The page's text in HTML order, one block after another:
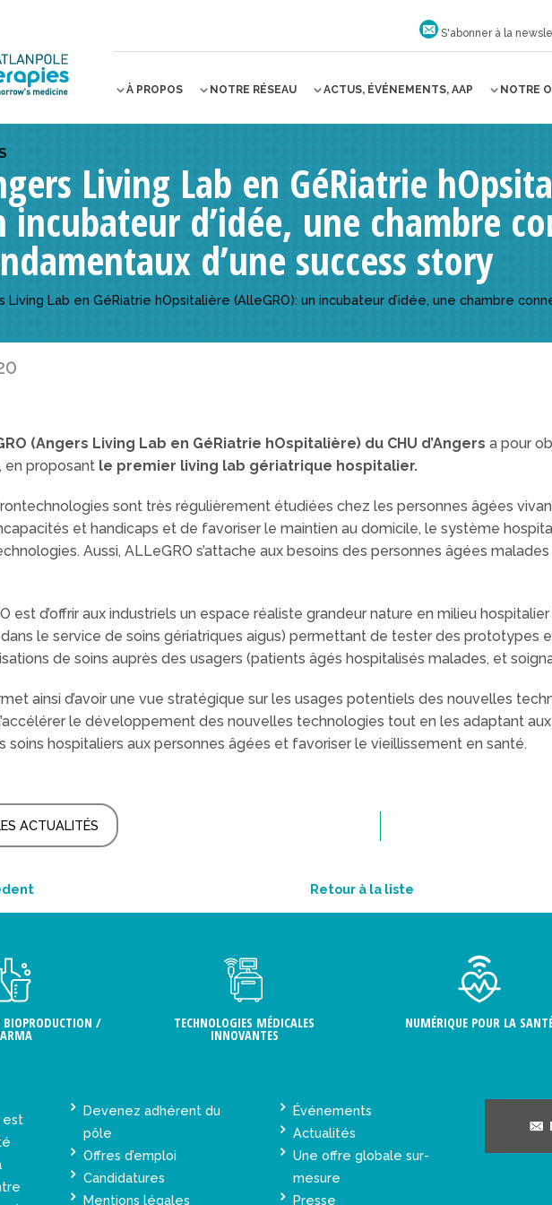
S'abonner à la
À PROPOS NOTRE RÉSEAU ACTUS, ÉVÉNEMENTS, AAP NOTRE
Living Lab en GéRiatrie
incubateur d’idée, une chambre
d’une success story
Living Lab en GéRiatrie hOpsitalière (AlleGRO): un incubateur d’idée, une chambre
(Angers Living Lab en GéRiatrie hOspitalière) du CHU d’Angers a pour
en proposant le premier living lab gériatrique hospitalier.
sont très régulièrement étudiées chez les personnes âgées
et handicaps et de favoriser le maintien au domicile, le système
Aussi, ALLeGRO s’attache aux besoins des personnes âgées
est d’offrir aux industriels un espace réaliste grandeur nature en milieu
dans le service de soins gériatriques aigus) permettant de tester des
de soins auprès des usagers (patients âgés hospitalisés malades, et
ainsi d’avoir une vue stratégique sur les usages potentiels des nouvelles
le développement des nouvelles technologies tout en les adaptant
soins hospitaliers aux personnes âgées et favoriser le vieillissement en santé.
ACTUALITÉS
Retour à la liste
BIOPRODUCTION / TECHNOLOGIES MÉDICALES
INNOVANTES
NUMÉRIQUE POUR LA
est
Devenez adhérent du
pôle
Offres d’emploi
Candidatures
Mentions légales
Événements
Actualités
Une offre globale sur-
mesure
Presse